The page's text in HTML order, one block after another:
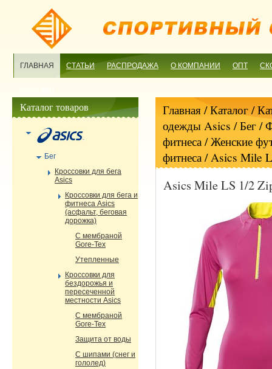
ГЛАВНАЯ СТАТЬИ РАСПРОДАЖА О КОМПАНИИ ОПТ
Главная/ Каталог /
одежды Asics /Бег/
фитнеса/Женские
фитнеса/ Asics Mile
Asics Mile LS 1/2
Каталог товаров
Бег
Кроссовки для бега
Asics
Кроссовки для бега и
фитнеса Asics
(асфальт, беговая
дорожка)
С мембраной
Gore-Tex
Утепленные
Кроссовки для
бездорожья и
пересеченной
местности Asics
С мембраной
Gore-Tex
Защита от воды
С шипами (снег и
гололед)